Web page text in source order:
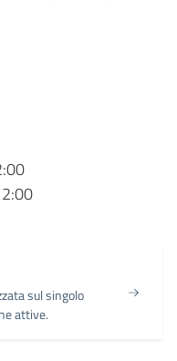
sul singolo
attive.